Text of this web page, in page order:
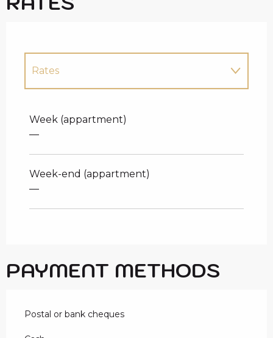
Rates
Week (appartment)
—
Week-end (appartment)
—
PAYMENT METHODS
Postal or bank cheques